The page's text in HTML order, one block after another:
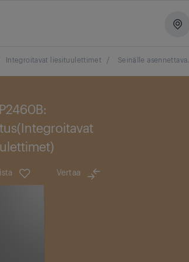
Integroitavat liesituulettimet / Seinälle asennettava.
Vertaa